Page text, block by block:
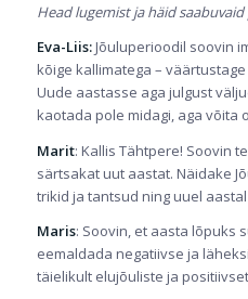
Head lugemist ja häid
Eva-Liis:Jõuluperioodil soovin
kõige kallimatega –
Uude aastasse aga julgust
kaotada pole midagi, aga võita
Marit: Kallis Tähtpere! Soovin
särtsakat uut aastat. Näidake
trikid ja tantsud ning uuel
Maris: Soovin, et aasta lõpuks
eemaldada negatiivse ja
täielikult elujõuliste ja